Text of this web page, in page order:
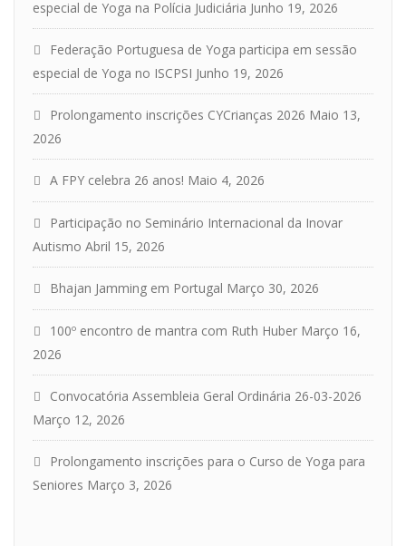
especial de Yoga na Polícia Judiciária Junho 19, 2026
Federação Portuguesa de Yoga participa em sessão
especial de Yoga no ISCPSI Junho 19, 2026
Prolongamento inscrições CYCrianças 2026 Maio 13,
2026
A FPY celebra 26 anos! Maio 4, 2026
Participação no Seminário Internacional da Inovar
Autismo Abril 15, 2026
Bhajan Jamming em Portugal Março 30, 2026
100º encontro de mantra com Ruth Huber Março 16,
2026
Convocatória Assembleia Geral Ordinária 26-03-2026
Março 12, 2026
Prolongamento inscrições para o Curso de Yoga para
Seniores Março 3, 2026